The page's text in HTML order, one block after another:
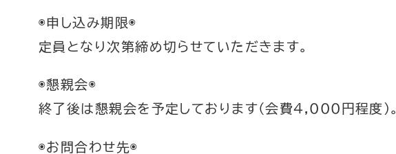
◉申し込み期限◉
定員となり次第締め切らせていただきます。
◉懇親会◉
終了後は懇親会を予定しております(会費4,000円程度)。
◉お問合わせ先◉